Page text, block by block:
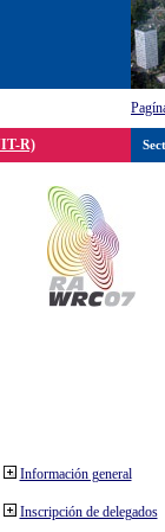
R)
Información general
Inscripción de delegados